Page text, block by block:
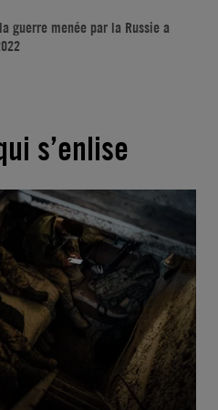
guerre menée par la Russie a
s’enlise